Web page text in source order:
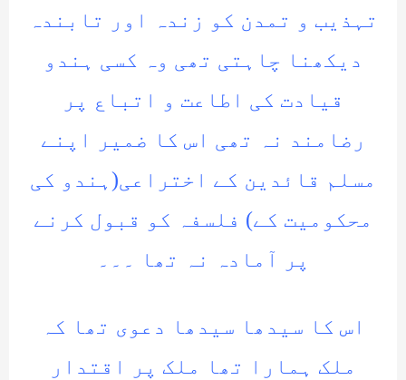
تہذیب و تمدن کو زندہ اور تابندہ
دیکھنا چاہتی تھی وہ کسی ہندو
قیادت کی اطاعت و اتباع پر
رضامند نہ تھی اس کا ضمیر اپنے
مسلم قائدین کے اختراعی(ہندو کی
محکومیت کے) فلسفہ کو قبول کرنے
پر آمادہ نہ تھا ۔۔۔
اس کا سیدھا سیدھا دعوی تھا کہ
ملک ہمارا تھا ملک پر اقتدار